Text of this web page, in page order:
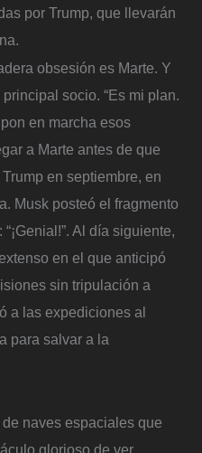
por Trump, que llevarán
obsesión es Marte. Y
socio. “Es mi plan.
en marcha esos
a Marte antes de que
en septiembre, en
Musk posteó el fragmento
Al día siguiente,
en el que anticipó
sin tripulación a
a las expediciones al
para salvar a la
naves espaciales que
glorioso de ver.